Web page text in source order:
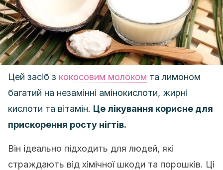
Цей засіб з кокосовим молоком та лимоном
багатий на незамінні амінокислоти, жирні
кислоти та вітамін. Це лікування корисне для
прискорення росту нігтів.
Він ідеально підходить для людей, які
страждають від хімічної шкоди та порошків. Ці